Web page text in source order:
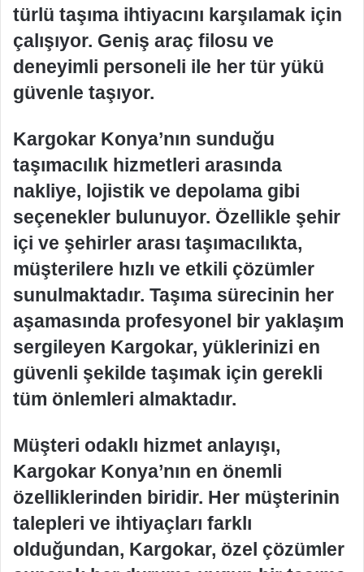
türlü taşıma ihtiyacını karşılamak için
çalışıyor. Geniş araç filosu ve
deneyimli personeli ile her tür yükü
güvenle taşıyor.
Kargokar Konya’nın sunduğu
taşımacılık hizmetleri arasında
nakliye, lojistik ve depolama gibi
seçenekler bulunuyor. Özellikle şehir
içi ve şehirler arası taşımacılıkta,
müşterilere hızlı ve etkili çözümler
sunulmaktadır. Taşıma sürecinin her
aşamasında profesyonel bir yaklaşım
sergileyen Kargokar, yüklerinizi en
güvenli şekilde taşımak için gerekli
tüm önlemleri almaktadır.
Müşteri odaklı hizmet anlayışı,
Kargokar Konya’nın en önemli
özelliklerinden biridir. Her müşterinin
talepleri ve ihtiyaçları farklı
olduğundan, Kargokar, özel çözümler